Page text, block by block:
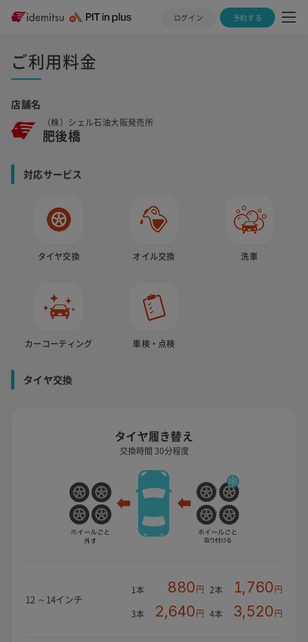
ログイン 予約する
ご利用料金
店舗名
（株）シェル石油大阪発売所
肥後橋
対応サービス
タイヤ交換 オイル交換 洗車
カーコーティング 車検・点検
タイヤ交換
タイヤ履き替え
交換時間 30分程度
12 ～14インチ
1本 880円 2本 1,760円
3本 2,640円 4本 3,520円